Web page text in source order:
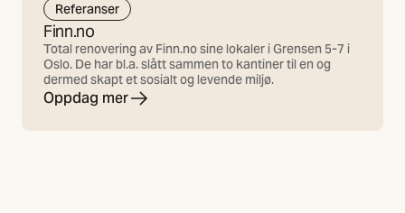
Referanser
Finn.no
Total renovering av Finn.no sine lokaler i Grensen 5-7 i
Oslo. De har bl.a. slått sammen to kantiner til en og
dermed skapt et sosialt og levende miljø.
Oppdag mer